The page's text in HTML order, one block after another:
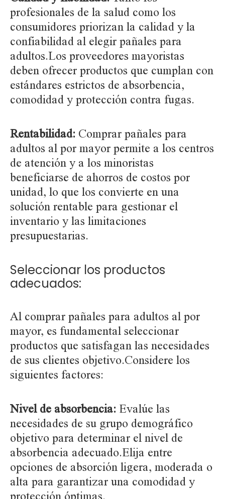
profesionales de la salud como los
consumidores priorizan la calidad y la
confiabilidad al elegir pañales para
adultos.Los proveedores mayoristas
deben ofrecer productos que cumplan con
estándares estrictos de absorbencia,
comodidad y protección contra fugas.
Rentabilidad: Comprar pañales para
adultos al por mayor permite a los centros
de atención y a los minoristas
beneficiarse de ahorros de costos por
unidad, lo que los convierte en una
solución rentable para gestionar el
inventario y las limitaciones
presupuestarias.
Seleccionar los productos
adecuados:
Al comprar pañales para adultos al por
mayor, es fundamental seleccionar
productos que satisfagan las necesidades
de sus clientes objetivo.Considere los
siguientes factores:
Nivel de absorbencia: Evalúe las
necesidades de su grupo demográfico
objetivo para determinar el nivel de
absorbencia adecuado.Elija entre
opciones de absorción ligera, moderada o
alta para garantizar una comodidad y
protección óptimas.